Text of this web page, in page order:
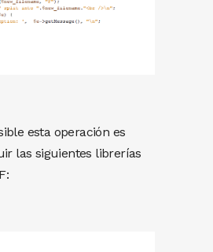
esta operación es
las siguientes librerías